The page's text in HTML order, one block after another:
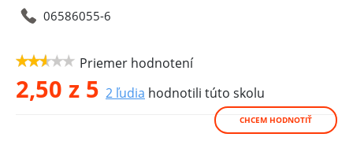
06586055-6
Priemer hodnotení
2,50 z 5 2 ľudia hodnotili túto skolu
CHCEM HODNOTIŤ